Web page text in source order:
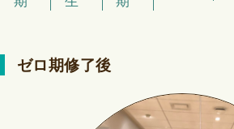
ゼロ期修了後